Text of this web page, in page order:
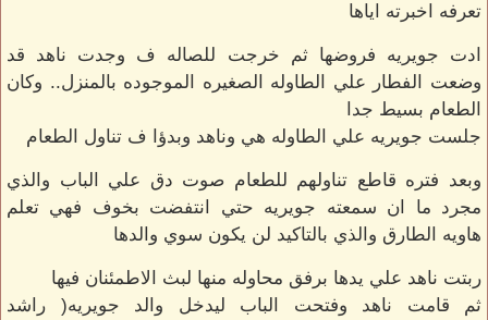
تعرفه اخبرته اياها
ادت جويريه فروضها ثم خرجت للصاله ف وجدت ناهد قد
وضعت الفطار علي الطاوله الصغيره الموجوده بالمنزل.. وكان
الطعام بسيط جدا
جلست جويريه علي الطاوله هي وناهد وبدؤا ف تناول الطعام
وبعد فتره قاطع تناولهم للطعام صوت دق علي الباب والذي
مجرد ما ان سمعته جويريه حتي انتفضت بخوف فهي تعلم
هاويه الطارق والذي بالتاكيد لن يكون سوي والدها
ربتت ناهد علي يدها برفق محاوله منها لبث الاطمئنان فيها
ثم قامت ناهد وفتحت الباب ليدخل والد جويريه( راشد